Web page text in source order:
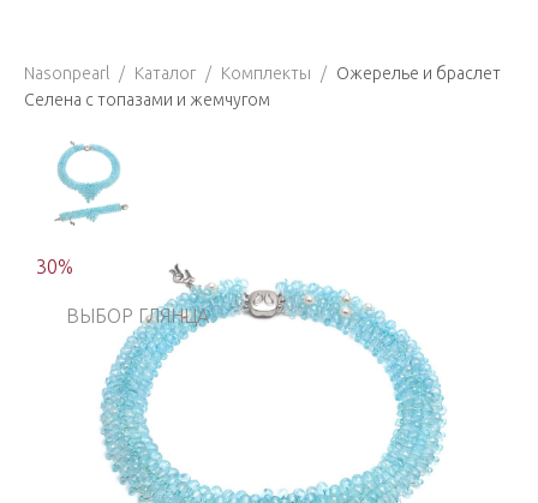
Nasonpearl / Каталог / Комплекты / Ожерелье и браслет
Селена с топазами и жемчугом
30%
ВЫБОР ГЛЯНЦА